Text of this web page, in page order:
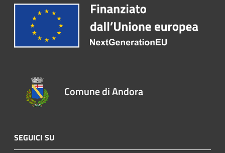
Comune di Andora
SEGUICI SU